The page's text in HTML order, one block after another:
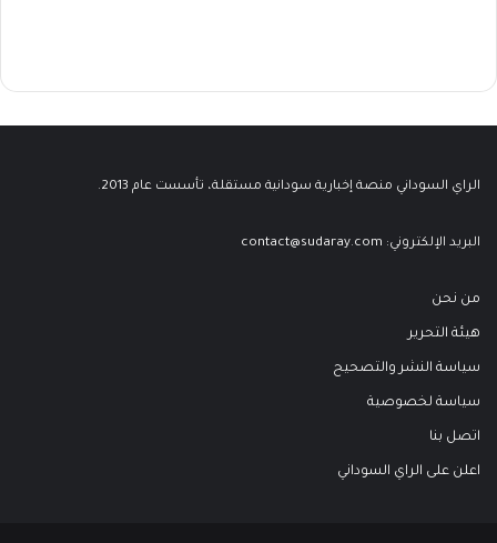
الراي السوداني منصة إخبارية سودانية مستقلة، تأسست عام 2013.
البريد الإلكتروني: contact@sudaray.com
من نحن
هيئة التحرير
سياسة النشر والتصحيح
سياسة لخصوصية
اتصل بنا
اعلن على الراي السوداني